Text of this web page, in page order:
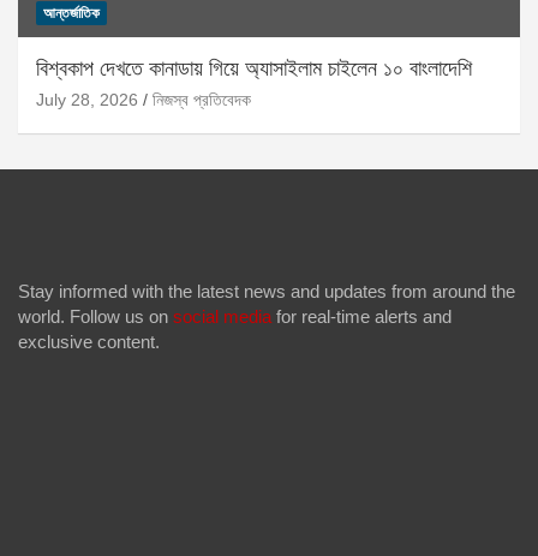
আন্তর্জাতিক
বিশ্বকাপ দেখতে কানাডায় গিয়ে অ্যাসাইলাম চাইলেন ১০ বাংলাদেশি
July 28, 2026 নিজস্ব প্রতিবেদক
Stay informed with the latest news and updates from around the
world. Follow us on social media for real-time alerts and
exclusive content.